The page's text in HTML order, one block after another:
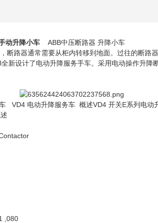
动升降小车
ABB中压断路器 升降小车
断路器通常需要从柜内转移到地面。过往的断路
新设计了电动升降服务手车。采用电动操作升降
VD4 电动升降服务车 概述VD4 开关E系列电
,080